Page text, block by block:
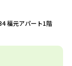
福元アパート1階